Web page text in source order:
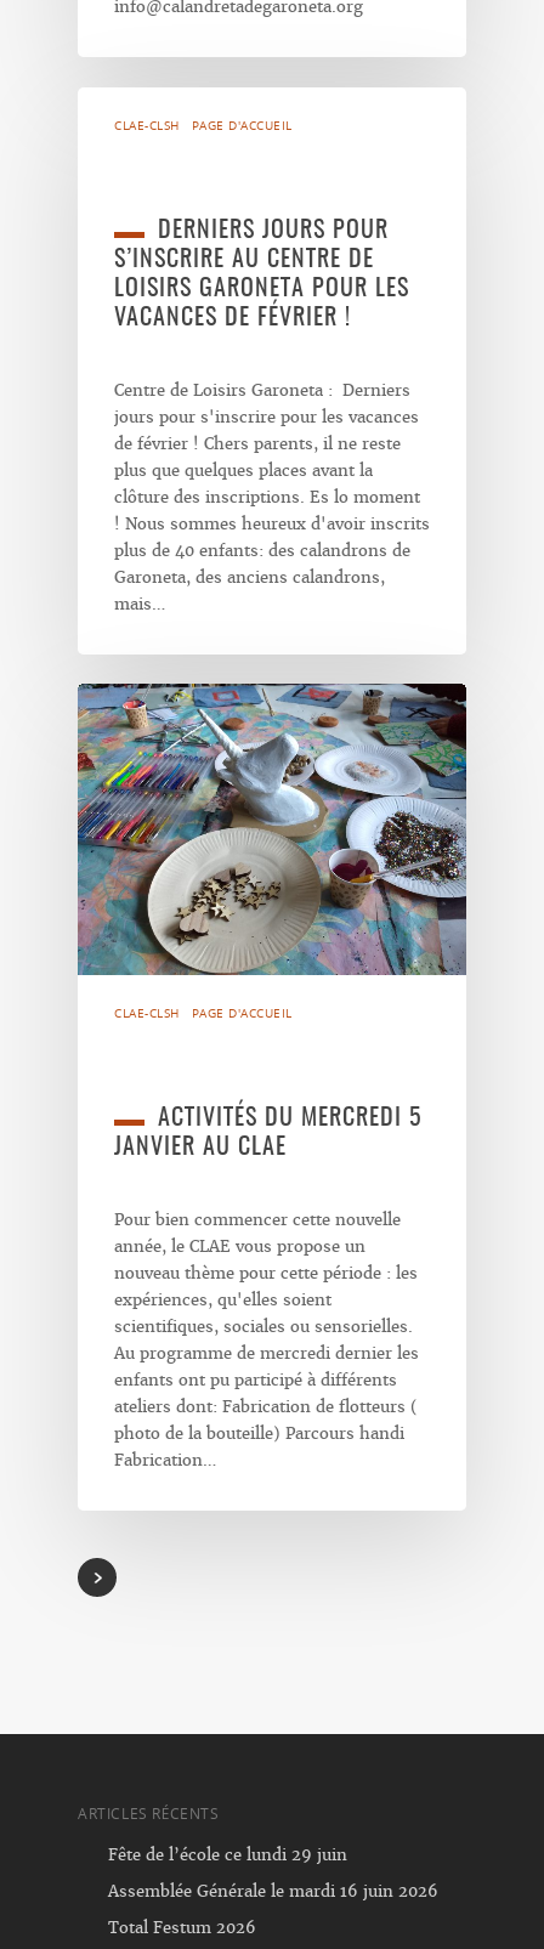
info@calandretadegaroneta.org
CLAE-CLSH PAGE D'ACCUEIL
DERNIERS JOURS POUR
S’INSCRIRE AU CENTRE DE
LOISIRS GARONETA POUR LES
VACANCES DE FÉVRIER !
Centre de Loisirs Garoneta : Derniers
jours pour s'inscrire pour les vacances
de février ! Chers parents, il ne reste
plus que quelques places avant la
clôture des inscriptions. Es lo moment
! Nous sommes heureux d'avoir inscrits
plus de 40 enfants: des calandrons de
Garoneta, des anciens calandrons,
mais…
CLAE-CLSH PAGE D'ACCUEIL
ACTIVITÉS DU MERCREDI 5
JANVIER AU CLAE
Pour bien commencer cette nouvelle
année, le CLAE vous propose un
nouveau thème pour cette période : les
expériences, qu'elles soient
scientifiques, sociales ou sensorielles.
Au programme de mercredi dernier les
enfants ont pu participé à différents
ateliers dont: Fabrication de flotteurs (
photo de la bouteille) Parcours handi
Fabrication…
ARTICLES RÉCENTS
Fête de l’école ce lundi 29 juin
Assemblée Générale le mardi 16 juin 2026
Total Festum 2026